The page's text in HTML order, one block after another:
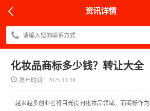
资讯详情
化妆品商标多少钱？转让大全
发布时间：2025-11-18
越来越多创业者将目光投向化妆品领域。而商标作